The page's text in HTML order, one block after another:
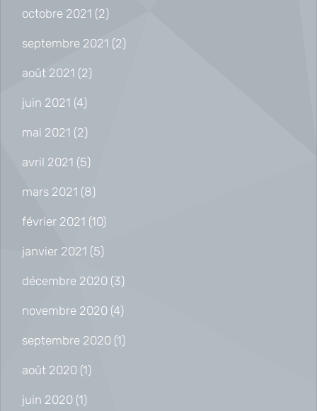
octobre 2021 (2)
septembre 2021 (2)
août 2021 (2)
juin 2021 (4)
mai 2021 (2)
avril 2021 (5)
mars 2021 (8)
février 2021 (10)
janvier 2021 (5)
décembre 2020 (3)
novembre 2020 (4)
septembre 2020 (1)
août 2020 (1)
juin 2020 (1)